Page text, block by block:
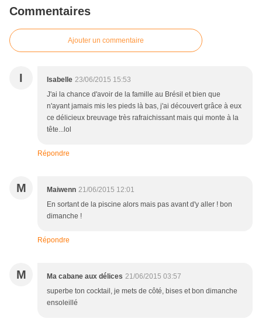
Commentaires
Ajouter un commentaire
I Isabelle 23/06/2015 15:53
J'ai la chance d'avoir de la famille au Brésil et bien que
n'ayant jamais mis les pieds là bas, j'ai découvert grâce à eux
ce délicieux breuvage très rafraichissant mais qui monte à la
tête...lol
Répondre
M Maiwenn 21/06/2015 12:01
En sortant de la piscine alors mais pas avant d'y aller ! bon
dimanche !
Répondre
M Ma cabane aux délices 21/06/2015 03:57
superbe ton cocktail, je mets de côté, bises et bon dimanche
ensoleillé